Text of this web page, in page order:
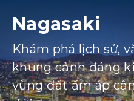
Nagasaki
Khám phá lịch sử,
khung cảnh đáng
vùng đất ấm áp